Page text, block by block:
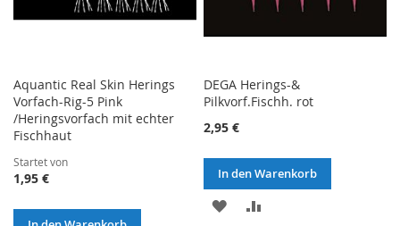
Aquantic Real Skin Herings
Vorfach-Rig-5 Pink
/Heringsvorfach mit echter
Fischhaut
Startet von
1,95 €
DEGA Herings-&
Pilkvorf.Fischh. rot
2,95 €
In den Warenkorb
ZUR